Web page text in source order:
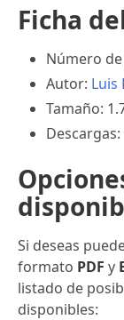
Ficha
Número
Autor: Luis
Tamaño:
Descargas:
Si deseas
formato PDF y
listado de
disponibles: